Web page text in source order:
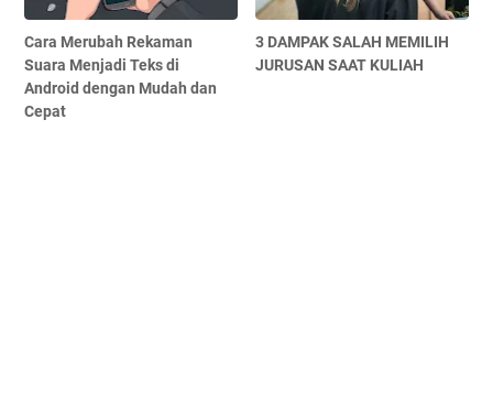
Cara Merubah Rekaman
Suara Menjadi Teks di
Android dengan Mudah dan
Cepat
3 DAMPAK SALAH MEMILIH
JURUSAN SAAT KULIAH